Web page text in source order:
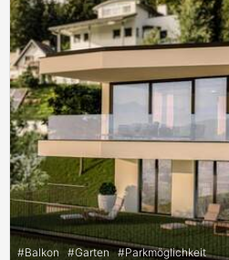
#Balkon #Garten #Parkmöglichkeit